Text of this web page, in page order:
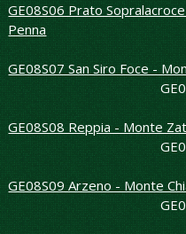
GE08S06 Prato
Penna
GE08S07 San Siro Foce -
GE08S07
GE08S08 Reppia - Monte
GE08S08
GE08S09 Arzeno - Monte
GE08S09